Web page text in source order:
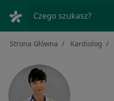
Czego szukasz?
Strona Główna Kardiolog